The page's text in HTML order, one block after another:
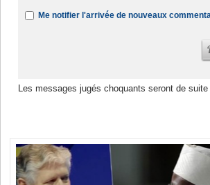
Me notifier l'arrivée de nouveaux
Les messages jugés choquants seront de suite